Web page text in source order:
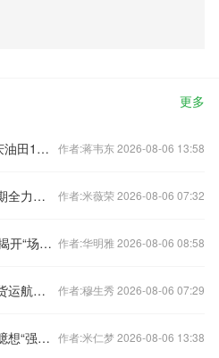
更多
在极寒中“为国加油”—探访大庆油田1205钻井队 作者:蒋韦东 2026-08-06 13:58
重庆公共运输职业学院师生暑期全力备战技能比赛 作者:米薇荣 2026-08-06 07:32
《每周质量报告》 20260322 揭开“场导仪”真面目 作者:华明雅 2026-08-06 08:58
今年以来全国共新开国际航空货运航线超100条 作者:穆生秀 2026-08-06 07:29
国防部：美方不要总是为自己臆想“强大的敌人” 作者:米仁梦 2026-08-06 13:38